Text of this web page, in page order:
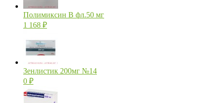
Полимиксин В фл.50 мг
1 168 ₽
Зенлистик 200мг №14
0 ₽